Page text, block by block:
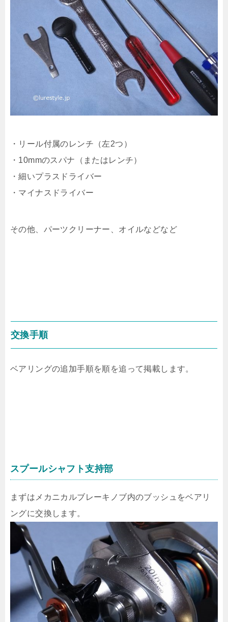
・リール付属のレンチ（左2つ）
・10mmのスパナ（またはレンチ）
・細いプラスドライバー
・マイナスドライバー
その他、パーツクリーナー、オイルなどなど
交換手順
ベアリングの追加手順を順を追って掲載します。
スプールシャフト支持部
まずはメカニカルブレーキノブ内のブッシュをベアリ
ングに交換します。